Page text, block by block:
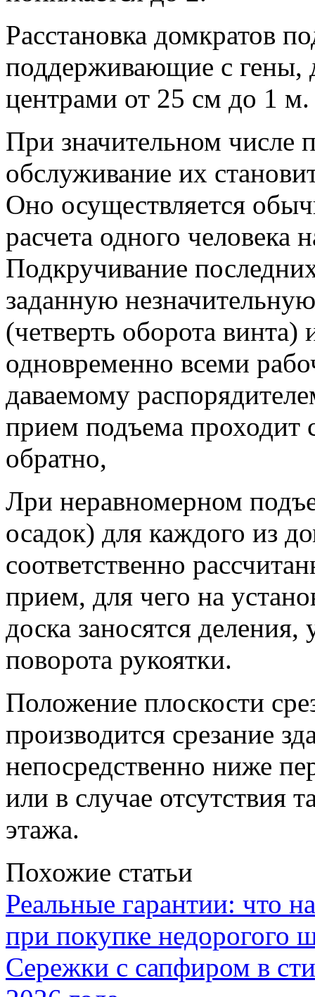
Расстановка домкратов
поддерживающие с гены,
центрами от 25 см до 1 м.
При значительном числе
обслуживание их
Оно осуществляется
расчета одного
Подкручивание
заданную
(четверть оборота винта)
одновременно всеми
даваемому
прием подъема проходит
обратно,
Лри неравномерном
осадок) для каждого из
соответственно
прием, для чего на
доска заносятся
поворота рукоятки.
Положение плоскости
производится срезание
непосредственно ниже
или в случае отсутствия
этажа.
Похожие статьи
Реальные гарантии: что
при покупке недорогого
Сережки с сапфиром в